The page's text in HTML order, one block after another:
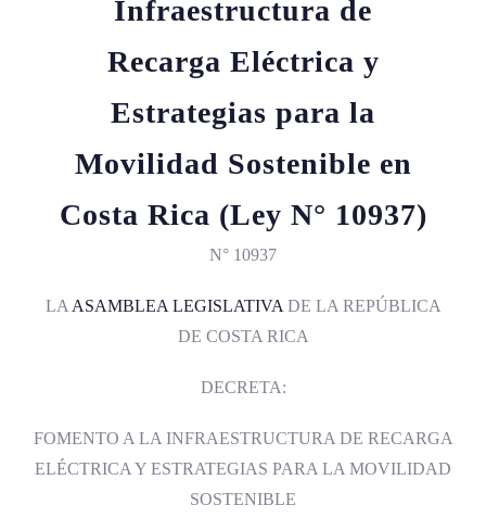
Infraestructura de
Recarga Eléctrica y
Estrategias para la
Movilidad Sostenible en
Costa Rica (Ley N° 10937)
N° 10937
LA ASAMBLEA LEGISLATIVA DE LA REPÚBLICA
DE COSTA RICA
DECRETA:
FOMENTO A LA INFRAESTRUCTURA DE RECARGA
ELÉCTRICA Y ESTRATEGIAS PARA LA MOVILIDAD
SOSTENIBLE